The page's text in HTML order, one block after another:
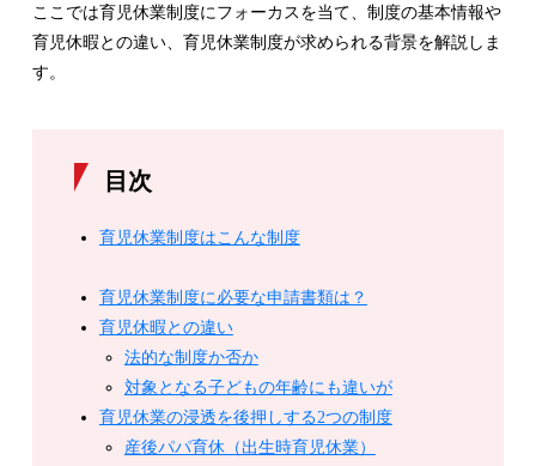
ここでは育児休業制度にフォーカスを当て、制度の基本情報や
育児休暇との違い、育児休業制度が求められる背景を解説しま
す。
目次
育児休業制度はこんな制度
育児休業制度に必要な申請書類は？
育児休暇との違い
法的な制度か否か
対象となる子どもの年齢にも違いが
育児休業の浸透を後押しする2つの制度
産後パパ育休（出生時育児休業）